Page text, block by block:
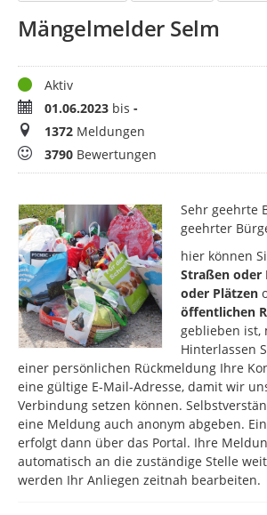
Mängelmelder Selm
StatusAktiv
Zeitraum01.06.2023 bis -
Meldungen
1372 Meldungen
Bewertungen
3790 Bewertungen
Sehr geehrte
geehrter
hier können
Straßen oder
oder Plätzen
öffentlichen
geblieben ist,
Hinterlassen
einer persönlichen Rückmeldung Ihre
eine gültige E-Mail-Adresse, damit wir
Verbindung setzen können.
eine Meldung auch anonym abgeben.
erfolgt dann über das Portal. Ihre
automatisch an die zuständige Stelle
werden Ihr Anliegen zeitnah bearbeiten.